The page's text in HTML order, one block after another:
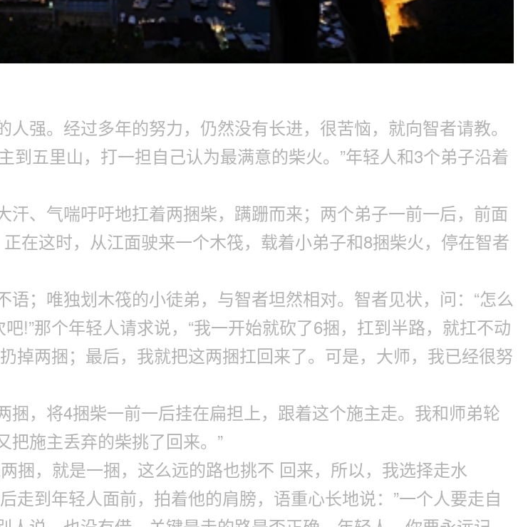
强。经过多年的努力，仍然没有长进，很苦恼，就向智者请教。
到五里山，打一担自己认为最满意的柴火。”年轻人和3个弟子沿着
、气喘吁吁地扛着两捆柴，蹒跚而来；两个弟子一前一后，前面
在这时，从江面驶来一个木筏，载着小弟子和8捆柴火，停在智者
；唯独划木筏的小徒弟，与智者坦然相对。智者见状，问：“怎么
!”那个年轻人请求说，“我一开始就砍了6捆，扛到半路，就扛不动
掉两捆；最后，我就把这两捆扛回来了。可是，大师，我已经很努
捆，将4捆柴一前一后挂在扁担上，跟着这个施主走。我和师弟轮
施主丢弃的柴挑了回来。”
捆，就是一捆，这么远的路也挑不 回来，所以，我选择走水
到年轻人面前，拍着他的肩膀，语重心长地说：”一个人要走自